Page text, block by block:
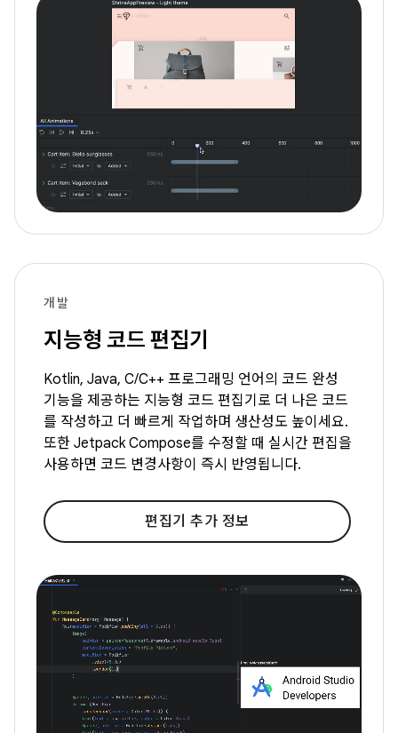
개발
지능형 코드 편집기
Kotlin, Java, C/C++ 프로그래밍 언어의 코드 완성
기능을 제공하는 지능형 코드 편집기로 더 나은 코드
를 작성하고 더 빠르게 작업하며 생산성도 높이세요.
또한 Jetpack Compose를 수정할 때 실시간 편집을
사용하면 코드 변경사항이 즉시 반영됩니다.
편집기 추가 정보